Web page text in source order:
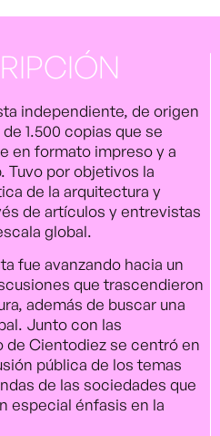
independiente, de origen
1.500 copias que se
en formato impreso y a
Tuvo por objetivos la
de la arquitectura y
de artículos y entrevistas
global.
fue avanzando hacia un
que trascendieron
además de buscar una
Junto con las
de Cientodiez se centró en
pública de los temas
de las sociedades que
especial énfasis en la